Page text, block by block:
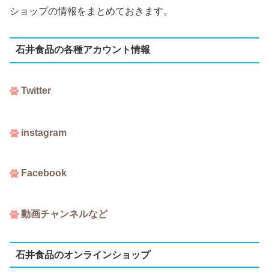
ショップの情報をまとめておきます。
石井食品の各種アカウント情報
Twitter
instagram
Facebook
動画チャンネルなど
石井食品のオンラインショップ